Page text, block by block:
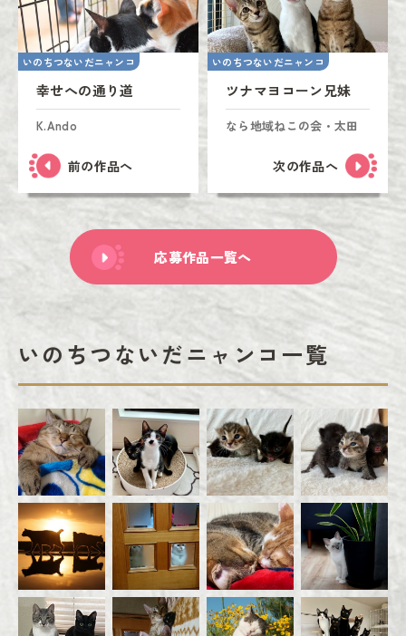
いのちつないだニャンコ
幸せへの通り道
K.Ando
前の作品へ
いのちつないだニャンコ
ツナマヨコーン兄妹
なら地域ねこの会・太田
次の作品へ
応募作品一覧へ
いのちつないだニャンコ一覧